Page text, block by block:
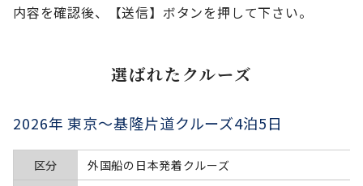
内容を確認後、【送信】ボタンを押して下さい。
選ばれたクルーズ
2026年 東京～基隆片道クルーズ4泊5日
区分
外国船の日本発着クルーズ